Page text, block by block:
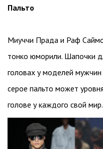
Пальто
Миуччи Прада и Раф
тонко юморили. Шапочки
головах у моделей
серое пальто может
голове у каждого свой мир.